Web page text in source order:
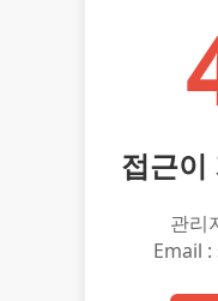
접근이
관리
Email